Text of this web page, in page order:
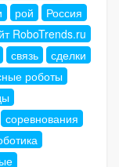
рой
Россия
RoboTrends.ru
связь
сделки
роботы
соревнования